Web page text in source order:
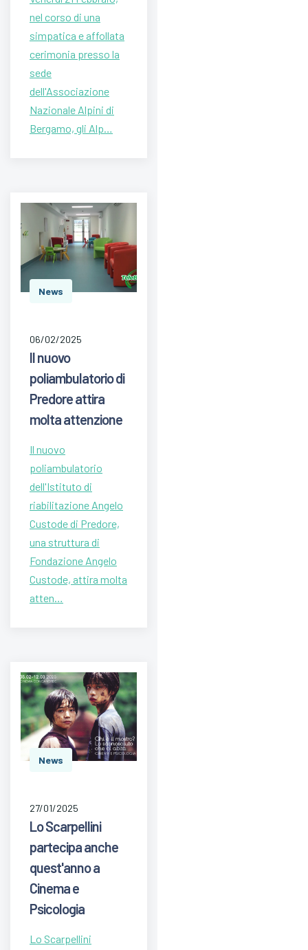
nel corso di una
simpatica e affollata
cerimonia presso la
sede
dell'Associazione
Nazionale Alpini di
Bergamo, gli Alp…
News
06/02/2025
Il nuovo
poliambulatorio di
Predore attira
molta attenzione
Il nuovo
poliambulatorio
dell'Istituto di
riabilitazione Angelo
Custode di Predore,
una struttura di
Fondazione Angelo
Custode, attira molta
atten…
News
27/01/2025
Lo Scarpellini
partecipa anche
quest'anno a
Cinema e
Psicologia
Lo Scarpellini